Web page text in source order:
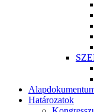
Határozatok